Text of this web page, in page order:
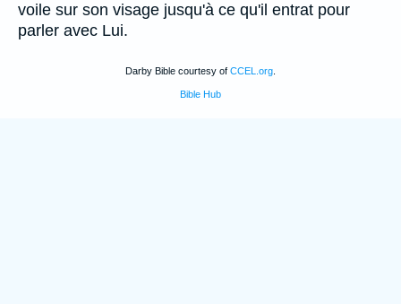
voile sur son visage jusqu'à ce qu'il entrat pour
parler avec Lui.
Darby Bible courtesy of CCEL.org
Bible Hub